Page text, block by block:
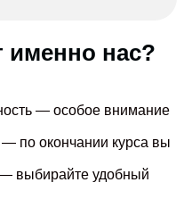
нас?
— особое внимание
по окончании курса вы
выбирайте удобный